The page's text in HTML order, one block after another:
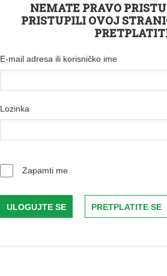
NEMATE PRAVO
PRISTUPILI OVOJ
E-mail adresa ili korisničko ime
Lozinka
Zapamti me
PRETPLATITE SE